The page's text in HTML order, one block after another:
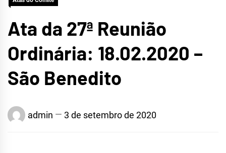
Ata da 27ª Reunião
Ordinária: 18.02.2020 –
São Benedito
admin 3 de setembro de 2020